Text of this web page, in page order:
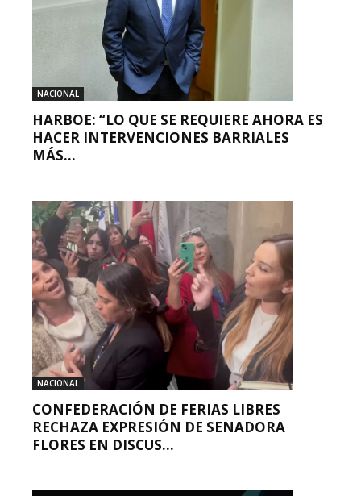
NACIONAL
HARBOE: “LO QUE SE REQUIERE AHORA ES
HACER INTERVENCIONES BARRIALES
MÁS...
NACIONAL
CONFEDERACIÓN DE FERIAS LIBRES
RECHAZA EXPRESIÓN DE SENADORA
FLORES EN DISCUS...